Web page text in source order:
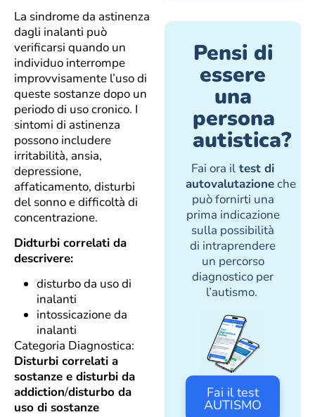
La sindrome da astinenza
dagli inalanti può
verificarsi quando un
individuo interrompe
improvvisamente l’uso di
queste sostanze dopo un
periodo di uso cronico. I
sintomi di astinenza
possono includere
irritabilità, ansia,
depressione,
affaticamento, disturbi
del sonno e difficoltà di
concentrazione.
Didturbi correlati da
descrivere:
disturbo da uso di
inalanti
intossicazione da
inalanti
Categoria Diagnostica:
Disturbi correlati a
sostanze e disturbi da
addiction/disturbo da
uso di sostanze
Pensi di
essere
una
persona
autistica?
Fai ora il test di
autovalutazioneche
può fornirti una
prima indicazione
sulla possibilità
di intraprendere
un percorso
diagnostico per
l’autismo.
Fai il test
AUTISMO